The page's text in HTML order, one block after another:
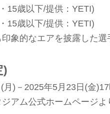
15歳以下/提供：YETI)
15歳以下/提供：YETI)
象的なエアを披露した
)
月)－2025年5月23日(金
アム公式ホームページ